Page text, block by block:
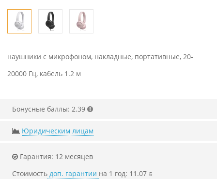
наушники с микрофоном, накладные, портативные, 20-
20000 Гц, кабель 1.2 м
Бонусные баллы: 2.39
Юридическим лицам
Гарантия: 12 месяцев
Стоимость доп. гарантии на 1 год: 11.07 ƃ